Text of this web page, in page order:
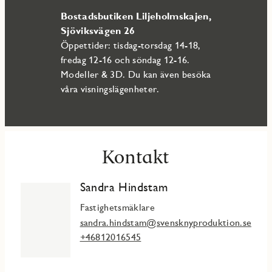
nöjen och shopping. För boende som är bilburna kommer
det att finnas möjlighet till parkeringsplatser i det
gemensamma garaget, beläget under kvarter 2 och 3.
Bostadsbutiken Liljeholmskajen,
Sjöviksvägen 26
Öppettider: tisdag-torsdag 14-18,
fredag 12-16 och söndag 12-16.
Modeller & 3D. Du kan även besöka
våra visningslägenheter.
Kontakt
Sandra Hindstam
Fastighetsmäklare
sandra.hindstam@svensknyproduktion.se
+46812016545